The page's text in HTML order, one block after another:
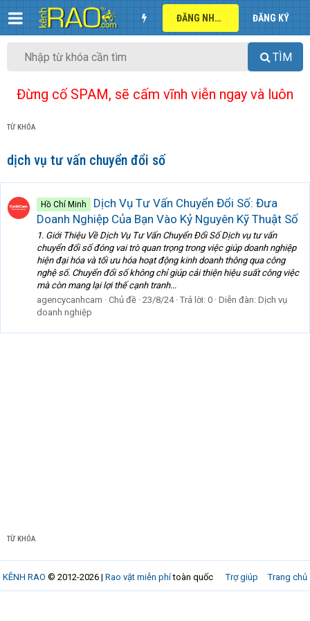
ĐĂNG NHẬP ĐĂNG KÝ
TÌM
Đừng cố SPAM, sẽ cấm vĩnh viễn ngay và luôn
TỪ KHÓA
dịch vụ tư vấn chuyển đổi số
Hồ Chí Minh
Dịch Vụ Tư Vấn Chuyển Đổi Số: Đưa
Doanh Nghiệp Của Bạn Vào Kỷ Nguyên Kỹ Thuật Số
1. Giới Thiệu Về Dịch Vụ Tư Vấn Chuyển Đổi Số Dịch vụ tư vấn
chuyển đổi số đóng vai trò quan trọng trong việc giúp doanh nghiệp
hiện đại hóa và tối ưu hóa hoạt động kinh doanh thông qua công
nghệ số. Chuyển đổi số không chỉ giúp cải thiện hiệu suất công việc
mà còn mang lại lợi thế cạnh tranh...
agencycanhcam
Chủ đề 23/8/24 Trả lời: 0 Diễn đàn: Dịch vụ
doanh nghiệp
TỪ KHÓA
Trợ giúp Trang chủ
KÊNH RAO © 2012-2026 | Rao vặt miễn phítoàn quốc